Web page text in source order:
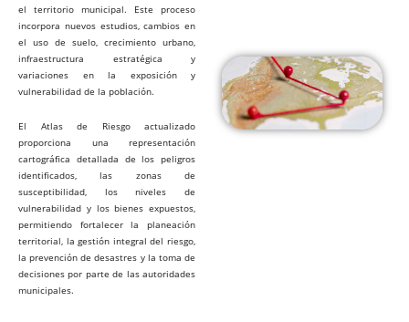
el territorio municipal. Este proceso
incorpora nuevos estudios, cambios en
el uso de suelo, crecimiento urbano,
infraestructura estratégica y
variaciones en la exposición y
vulnerabilidad de la población.
El Atlas de Riesgo actualizado
proporciona una representación
cartográfica detallada de los peligros
identificados, las zonas de
susceptibilidad, los niveles de
vulnerabilidad y los bienes expuestos,
permitiendo fortalecer la planeación
territorial, la gestión integral del riesgo,
la prevención de desastres y la toma de
decisiones por parte de las autoridades
municipales.